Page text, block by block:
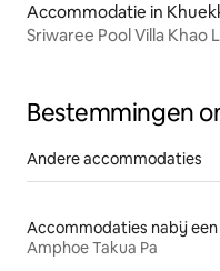
Accommodatie in
Sriwaree Pool Villa Khao
Bestemmingen
Andere accommodaties
Amphoe Takua Pa